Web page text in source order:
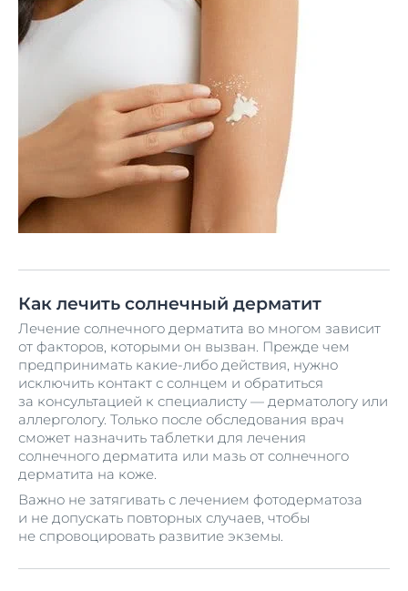
Как лечить солнечный дерматит
Лечение солнечного дерматита во многом зависит
от факторов, которыми он вызван. Прежде чем
предпринимать какие-либо действия, нужно
исключить контакт с солнцем и обратиться
за консультацией к специалисту — дерматологу или
аллергологу. Только после обследования врач
сможет назначить таблетки для лечения
солнечного дерматита или мазь от солнечного
дерматита на коже.
Важно не затягивать с лечением фотодерматоза
и не допускать повторных случаев, чтобы
не спровоцировать развитие экземы.